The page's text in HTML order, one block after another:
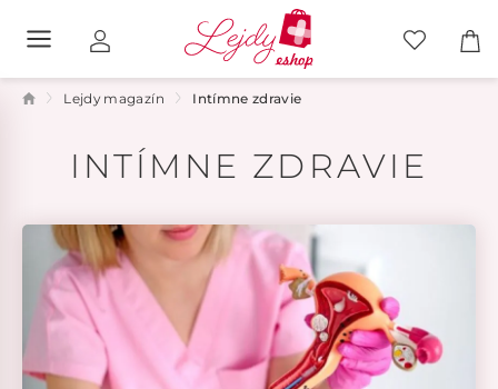
Lejdy magazín Intímne zdravie
INTÍMNE ZDRAVIE